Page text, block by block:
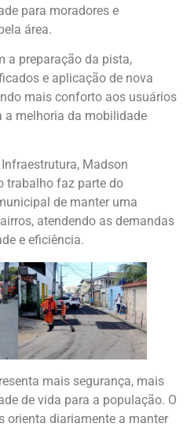
para moradores e
área.
a preparação da pista,
e aplicação de nova
mais conforto aos usuários
a melhoria da mobilidade
Madson
trabalho faz parte do
de manter uma
atendendo as demandas
e eficiência.
mais segurança, mais
de vida para a população. O
orienta diariamente a manter